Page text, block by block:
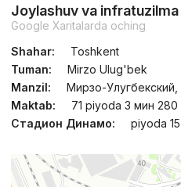
Joylashuv va infratuzilma
Google Xaritalarda oching
Shahar:
Toshkent
Tuman:
Mirzo Ulug'bek
Manzil:
Мирзо-
Maktab:
71 piyoda 3 мин 280
Стадион Динамо:
piyoda